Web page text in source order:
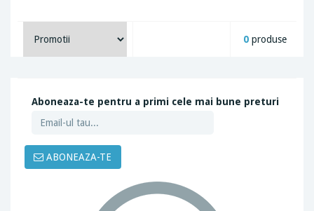
0 produse
Aboneaza-te pentru a primi cele mai bune preturi
ABONEAZA-TE